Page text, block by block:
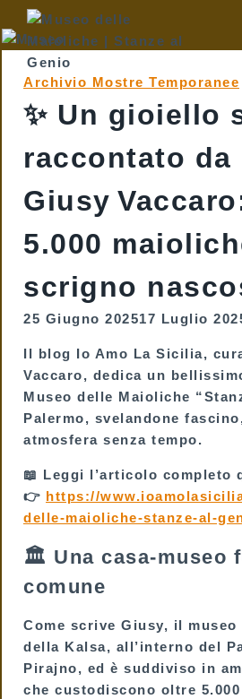
Salta
al
contenuto
Archivio Mostre Temporanee
✨ Un gioiello
raccontato da
Giusy
5.000
scrigno
25 Giugno 202517 Luglio
Il blog Io Amo La Sicilia,
Vaccaro, dedica un
Museo delle Maioliche
Palermo, svelandone
atmosfera senza tempo.
📖 Leggi l’articolo completo
👉 https://
delle-maioliche-stanze-al-
🏛 Una casa-museo
comune
Come scrive Giusy, il
della Kalsa, all’interno del
Pirajno, ed è suddiviso in
che custodiscono oltre